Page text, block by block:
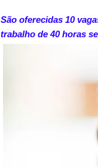
São oferecidas 10
trabalho de 40 horas